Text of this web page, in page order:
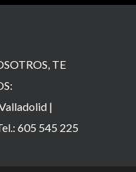
TE
|
605 545 225